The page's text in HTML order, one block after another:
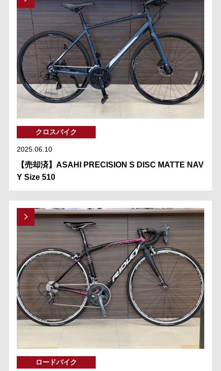
クロスバイク
2025.06.10
【売却済】ASAHI PRECISION S DISC MATTE NAV
Y Size 510
ロードバイク